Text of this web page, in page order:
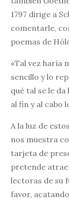
1797 dirige a
comentarle,
poemas de
«Tal vez haría
sencillo y lo
qué tal se le
al fin y al cabo
A la luz de
nos muestra
tarjeta de
pretende
lectoras de su
favor,